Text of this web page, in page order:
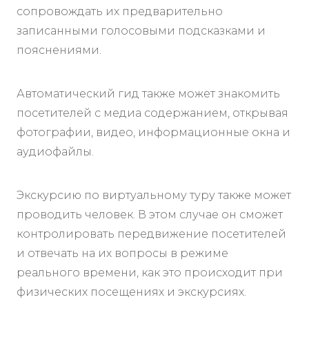
сопровождать их предварительно
записанными голосовыми подсказками и
пояснениями.
Автоматический гид также может знакомить
посетителей с медиа содержанием, открывая
фотографии, видео, информационные окна и
аудиофайлы.
Экскурсию по виртуальному туру также может
проводить человек. В этом случае он сможет
контролировать передвижение посетителей
и отвечать на их вопросы в режиме
реального времени, как это происходит при
физических посещениях и экскурсиях.